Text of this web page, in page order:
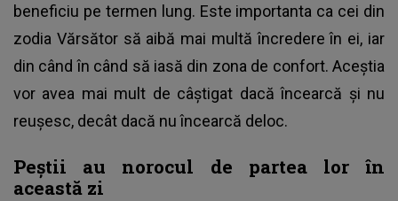
beneficiu pe termen lung. Este importanta ca cei din
zodia Vărsător să aibă mai multă încredere în ei, iar
din când în când să iasă din zona de confort. Aceștia
vor avea mai mult de câștigat dacă încearcă și nu
reușesc, decât dacă nu încearcă deloc.
Peștii au norocul de partea lor în
această zi